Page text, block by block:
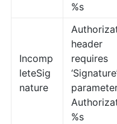
%s
Incomp
leteSig
nature
header
requires
%s